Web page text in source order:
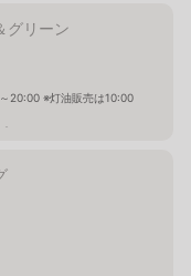
グリーン
※灯油販売は10:00